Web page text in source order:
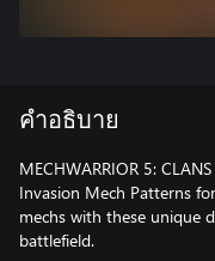
คำอธิบาย
MECHWARRIOR 5:
Invasion Mech Patterns
mechs with these unique
battlefield.